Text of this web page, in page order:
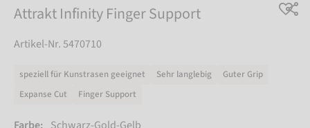
Attrakt Infinity Finger Support
Artikel-Nr. 5470710
speziell für Kunstrasen geeignet Sehr langlebig
Guter Grip
Expanse Cut
Finger Support
Farbe: Schwarz-Gold-Gelb